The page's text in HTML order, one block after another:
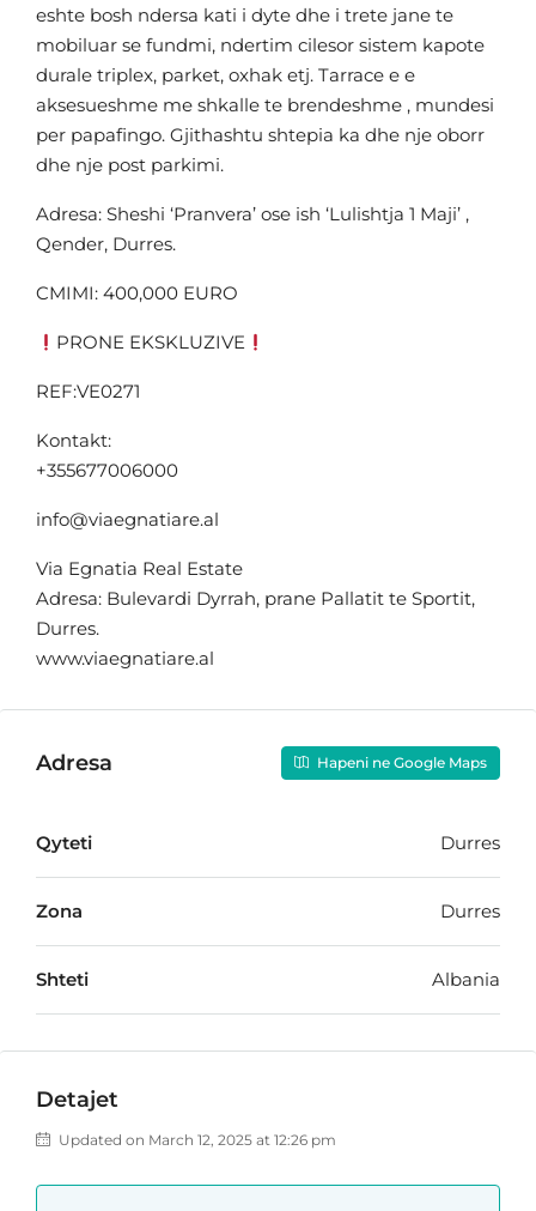
eshte bosh ndersa kati i dyte dhe i trete jane te
mobiluar se fundmi, ndertim cilesor sistem kapote
durale triplex, parket, oxhak etj. Tarrace e e
aksesueshme me shkalle te brendeshme , mundesi
per papafingo. Gjithashtu shtepia ka dhe nje oborr
dhe nje post parkimi.
Adresa: Sheshi ‘Pranvera’ ose ish ‘Lulishtja 1 Maji’ ,
Qender, Durres.
CMIMI: 400,000 EURO
PRONE EKSKLUZIVE
REF:VE0271
Kontakt:
+355677006000
info@viaegnatiare.al
Via Egnatia Real Estate
Adresa: Bulevardi Dyrrah, prane Pallatit te Sportit,
Durres.
www.viaegnatiare.al
Adresa Hapeni ne Google Maps
Qyteti Durres
Zona Durres
Shteti Albania
Detajet
Updated on March 12, 2025 at 12:26 pm